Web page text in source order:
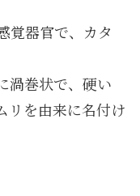
覚器官で、カタ
渦巻状で、硬い
リを由来に名付け